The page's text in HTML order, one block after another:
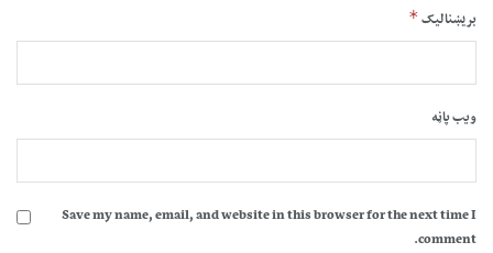
بریښنالیک*
ویب پاڼه
Save my name, email, and website in this browser for the next time I
comment.